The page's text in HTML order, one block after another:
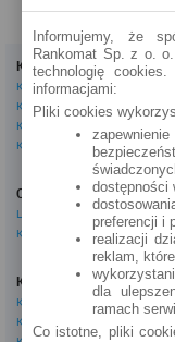
Kredyty
Kredyty gotówkowe
Kredyty hipoteczne
Kredyty konsolidacyjne
Kredyty na samochód
Oszczędzanie
Lokaty
Konta oszczędnościowe
Konta osobiste
Konta osobiste
Konta oszczędnościowe
Informujemy, że
Rankomat Sp. z o.
technologię
informacjami:
Pliki cookies
dostępności
preferencji i
realizacji
reklam,
dla
ramach
Co istotne, pliki